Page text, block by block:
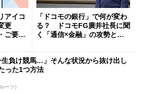
アイコ
更
ご要望
「ドコモの銀行」で何が変わ
る？ ドコモFG廣井社長に聞
く「通信×金融」の攻勢とグ
生負け競馬…」そんな状況から抜け出し
った1つ方法
ーツ）